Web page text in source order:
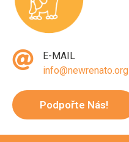
E-MAIL
info@newrenato.org
Podpořte Nás!